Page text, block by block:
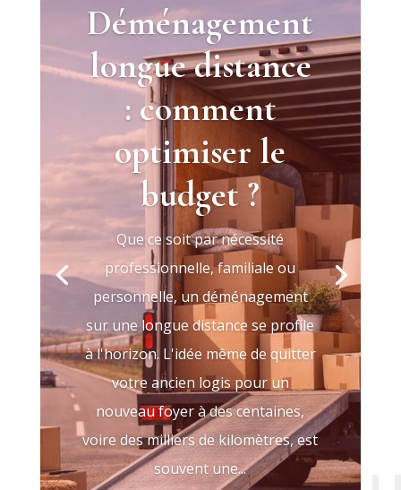
Déménagement
longue distance
: comment
optimiser le
budget ?
Que ce soit par nécessité
professionnelle, familiale ou
personnelle, un déménagement
sur une longue distance se profile
à l'horizon. L'idée même de quitter
votre ancien logis pour un
nouveau foyer à des centaines,
voire des milliers de kilomètres, est
souvent une...